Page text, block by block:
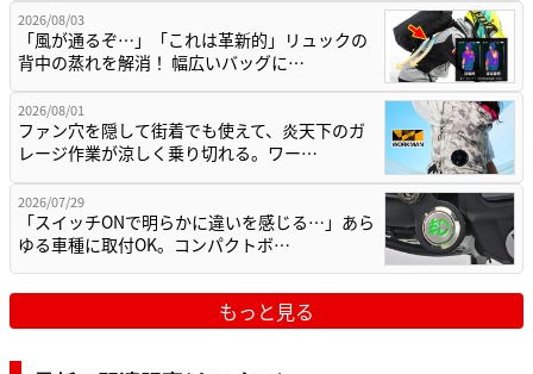
2026/08/03
「風が通るぞ…」「これは革新的」リュックの
背中の蒸れを解消！ 幅広いバッグに…
2026/08/01
ファン穴を隠して街着でも使えて、炎天下のガ
レージ作業が涼しく乗り切れる。ワー…
2026/07/29
「スイッチONで明らかに違いを感じる…」あら
ゆる車種に取付OK。コンパクトボ…
もっと見る